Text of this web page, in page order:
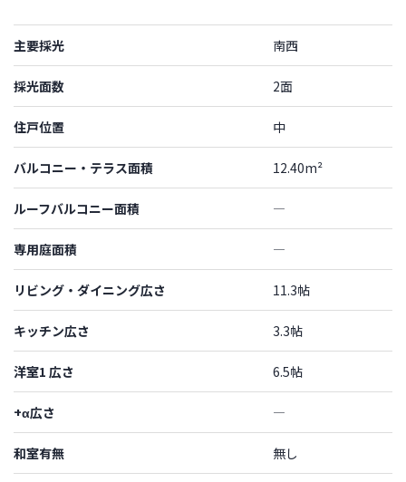
主要採光 南西
採光面数 2面
住戸位置 中
バルコニー・テラス面積 12.40m²
ルーフバルコニー面積 ―
専用庭面積 ―
リビング・ダイニング広さ 11.3帖
キッチン広さ 3.3帖
洋室1 広さ 6.5帖
+α広さ ―
和室有無 無し